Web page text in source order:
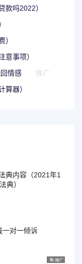
款吗2022）
）
意事项）
情感
推广
算器）
典内容（2021年1
典）
一对一倾诉